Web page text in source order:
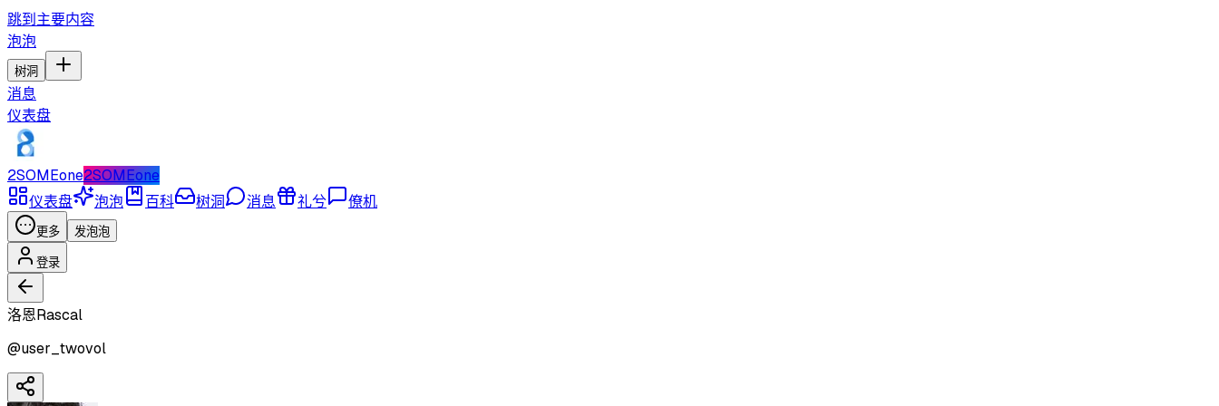
跳到主要内容
泡泡
树洞
消息
仪表盘
2SOMEone2SOMEone
仪表盘
泡泡 百科 树洞 消息 礼兮 僚机
更多 发泡泡
登录
洛恩Rascal
@user_twovol